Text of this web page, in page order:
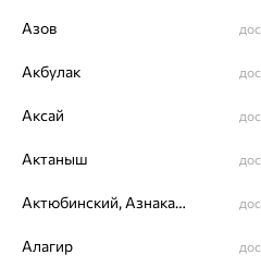
Запросить
Размеры:
Азов
Акбулак
Аксай
Актаныш
Актюбинский, Азнакаевский район
Алагир